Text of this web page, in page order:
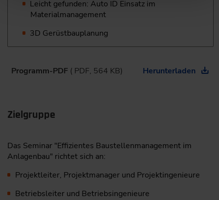
Leicht gefunden: Auto ID Einsatz im
Materialmanagement
3D Gerüstbauplanung
Programm-PDF ( PDF, 564 KB) Herunterladen
Zielgruppe
Das Seminar "Effizientes Baustellenmanagement im
Anlagenbau" richtet sich an:
Projektleiter, Projektmanager und Projektingenieure
Betriebsleiter und Betriebsingenieure